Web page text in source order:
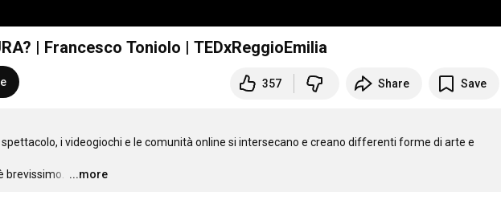
I VIDEOGIOCHI SONO CULTURA? | Francesco Toniolo | TEDxReggioEmilia
357 Share Save
i videogiochi e le comunità online si intersecano e creano differenti forme di arte e
brevissimo.
…
...more